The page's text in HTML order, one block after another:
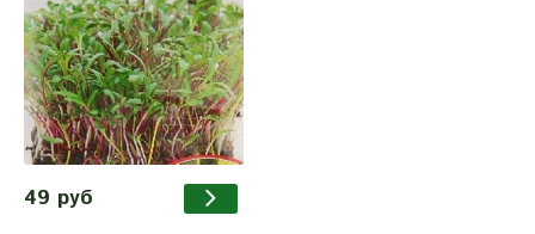
49 руб